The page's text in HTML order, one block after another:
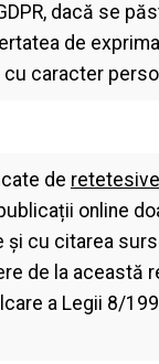
dacă se
de
caracter
de
online
și cu citarea
de la această
a Legii 8/